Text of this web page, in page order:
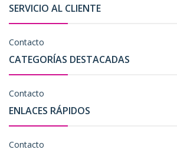
SERVICIO AL CLIENTE
Contacto
CATEGORÍAS DESTACADAS
Contacto
ENLACES RÁPIDOS
Contacto